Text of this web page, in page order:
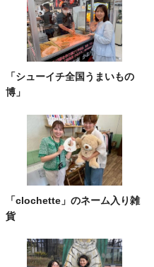
「シューイチ全国うまいもの
博」
「clochette」のネーム入り雑
貨